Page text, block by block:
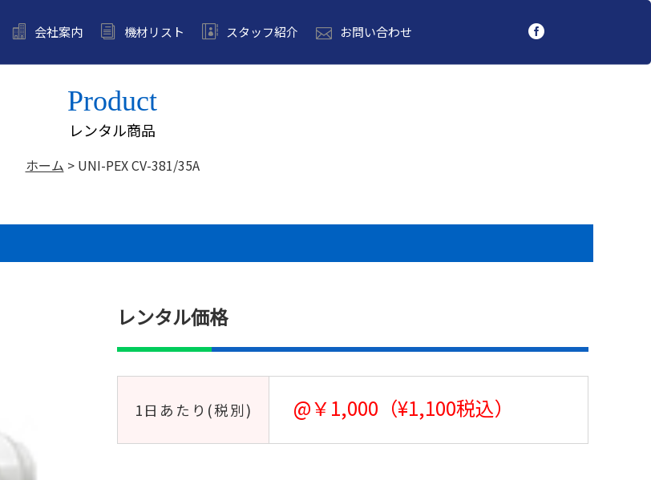
会社案内 機材リスト スタッフ紹介 お問い合わせ
Product
レンタル商品
ホーム > UNI-PEX CV-381/35A
レンタル価格
1日あたり(税別) @￥1,000（¥1,100税込）